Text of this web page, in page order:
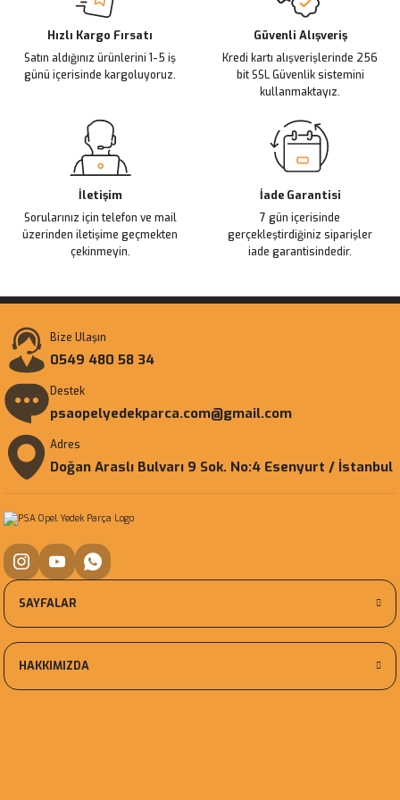
Ürün bilgilerinde hatalar bulunuyor.
Ürün fiyatı diğer sitelerden daha pahalı.
Bu ürüne benzer farklı alternatifler olmalı.
Hızlı Kargo Fırsatı
Satın aldığınız ürünlerini 1-5 iş
günü içerisinde kargoluyoruz.
Güvenli Alışveriş
Kredi kartı alışverişlerinde 256
bit SSL Güvenlik sistemini
kullanmaktayız.
İletişim
Sorularınız için telefon ve mail
üzerinden iletişime geçmekten
çekinmeyin.
İade Garantisi
7 gün içerisinde
gerçekleştirdiğiniz siparişler
iade garantisindedir.
Bize Ulaşın
0549 480 58 34
Destek
psaopelyedekparca.com@gmail.com
Adres
Doğan Araslı Bulvarı 9 Sok. No:4 Esenyurt / İstanbul
SAYFALAR
HAKKIMIZDA